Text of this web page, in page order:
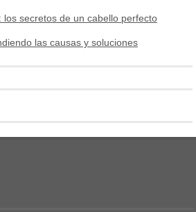
los secretos de un cabello perfecto
las causas y soluciones